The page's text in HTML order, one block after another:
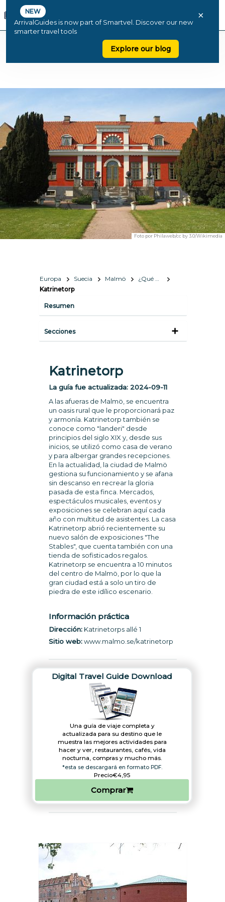
NEW
ArrivalGuides is now part of Smartvel. Discover our new
smarter travel tools
Explore our blog
×
Foto por Philaweb/cc by 3.0/Wikimedia
Europa Suecia Malmö
¿Qué hacer y qué ver?
Katrinetorp
Resumen
Secciones
Katrinetorp
La guía fue actualizada: 2024-09-11
A las afueras de Malmö, se encuentra
un oasis rural que le proporcionará paz
y armonía. Katrinetorp también se
conoce como "landeri" desde
principios del siglo XIX y, desde sus
inicios, se utilizó como casa de verano
y para albergar grandes recepciones.
En la actualidad, la ciudad de Malmö
gestiona su funcionamiento y se afana
sin descanso en recrear la gloria
pasada de esta finca. Mercados,
espectáculos musicales, eventos y
exposiciones se celebran aquí cada
año con multitud de asistentes. La casa
Katrinetorp abrió recientemente su
nuevo salón de exposiciones "The
Stables", que cuenta también con una
tienda de sofisticados regalos.
Katrinetorp se encuentra a 10 minutos
del centro de Malmö, por lo que la
gran ciudad está a solo un tiro de
piedra de este idílico escenario.
Información práctica
Dirección:Katrinetorps allé 1
Sitio web: www.malmo.se/katrinetorp
Digital Travel Guide Download
Una guía de viaje completa y
actualizada para su destino que le
muestra las mejores actividades para
hacer y ver, restaurantes, cafés, vida
nocturna, compras y mucho más.
*esta se descargará en formato PDF.
Precio€4,95
Comprar